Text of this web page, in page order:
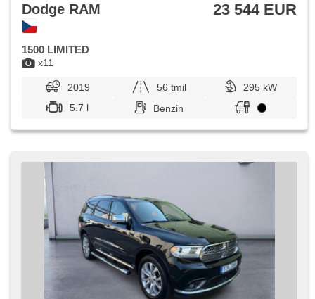
x11
Dodge RAM 23 544 EUR
1500 LIMITED
2019 56 tmil
295 kW
5.7 l
Benzin